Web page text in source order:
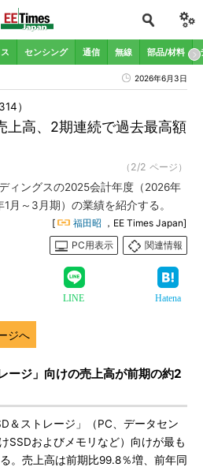
センシング 通信 無線 部品/材料
2026年6月3日
上高、2期連続で過去最高額
）
（2/2 ページ）
ィングスの2025会計年度（2026年
月～3月期）の業績を紹介する。
[ 福田昭 ，EE Times Japan]
PC用表示
関連情報
LINE Hatena
ジへ
ージ」向けの売上高が前期の約2
＆ストレージ」（PC、データセン
SSDおよびメモリなど）向けが最も
。売上高は前期比99.8％増、前年同